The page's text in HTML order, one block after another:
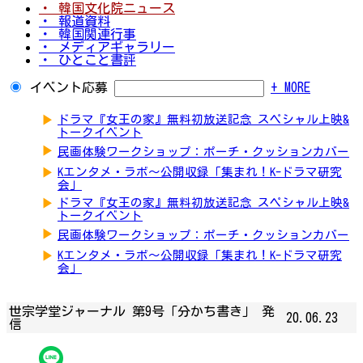
・ 韓国文化院ニュース
・ 報道資料
・ 韓国関連行事
・ メディアギャラリー
・ ひとこと書評
イベント応募 + MORE
▶
ドラマ『女王の家』無料初放送記念 スペシャル上映&
トークイベント
▶ 民画体験ワークショップ：ポーチ・クッションカバー
▶ Kエンタメ・ラボ～公開収録「集まれ！K-ドラマ研究
会」
▶
ドラマ『女王の家』無料初放送記念 スペシャル上映&
トークイベント
▶ 民画体験ワークショップ：ポーチ・クッションカバー
▶ Kエンタメ・ラボ～公開収録「集まれ！K-ドラマ研究
会」
世宗学堂ジャーナル 第9号「分かち書き」 発
信
20.06.23